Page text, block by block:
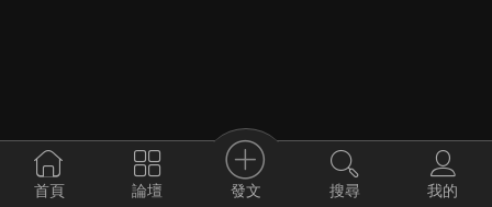
首頁 論壇 發文 搜尋 我的